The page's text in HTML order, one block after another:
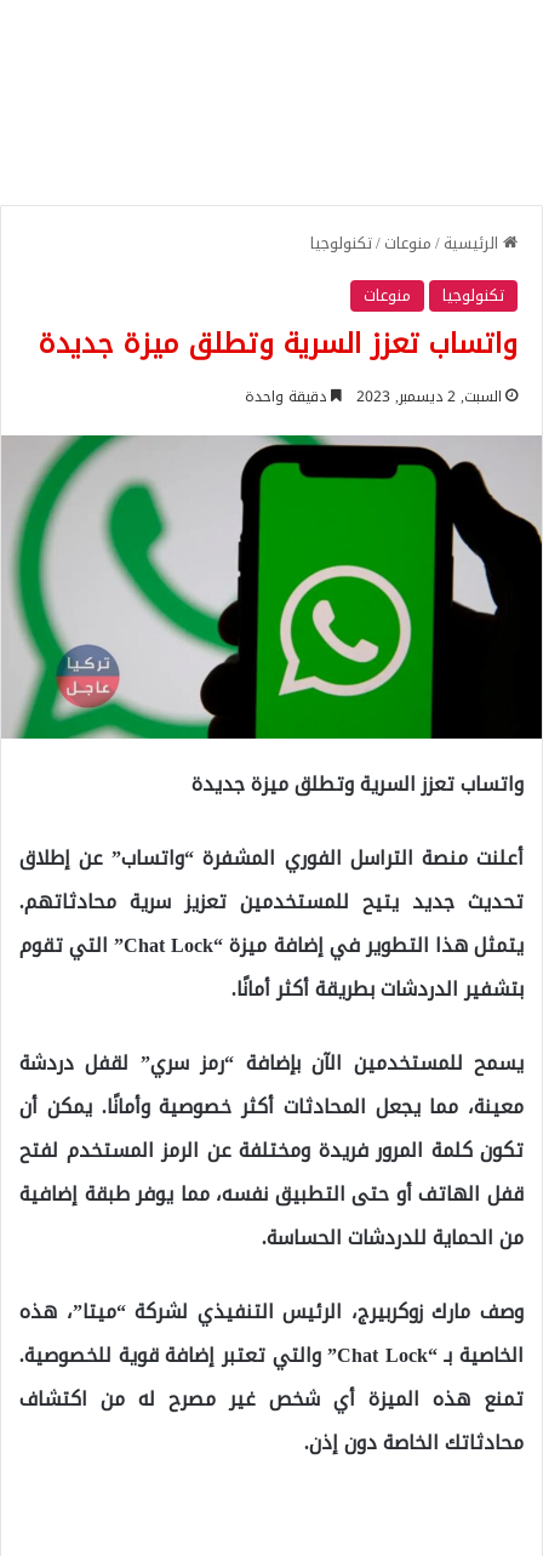
الرئيسية/منوعات/تكنولوجيا
تكنولوجيا
منوعات
واتساب تعزز السرية وتطلق ميزة جديدة
السبت, 2 ديسمبر, 2023 دقيقة واحدة
واتساب تعزز السرية وتطلق ميزة جديدة
أعلنت منصة التراسل الفوري المشفرة “واتساب” عن إطلاق
تحديث جديد يتيح للمستخدمين تعزيز سرية محادثاتهم.
يتمثل هذا التطوير في إضافة ميزة “Chat Lock” التي تقوم
بتشفير الدردشات بطريقة أكثر أمانًا.
يسمح للمستخدمين الآن بإضافة “رمز سري” لقفل دردشة
معينة، مما يجعل المحادثات أكثر خصوصية وأمانًا. يمكن أن
تكون كلمة المرور فريدة ومختلفة عن الرمز المستخدم لفتح
قفل الهاتف أو حتى التطبيق نفسه، مما يوفر طبقة إضافية
من الحماية للدردشات الحساسة.
وصف مارك زوكربيرج، الرئيس التنفيذي لشركة “ميتا”، هذه
الخاصية بـ “Chat Lock” والتي تعتبر إضافة قوية للخصوصية.
تمنع هذه الميزة أي شخص غير مصرح له من اكتشاف
محادثاتك الخاصة دون إذن.